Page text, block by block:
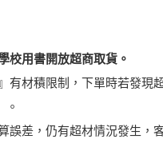
校用書開放超商取貨。
有材積限制，下單時若發現
。
誤差，仍有超材情況發生，